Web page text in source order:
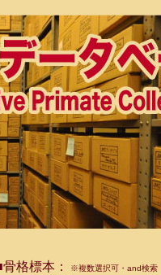
骨格標本： ※複数選択可・and検索